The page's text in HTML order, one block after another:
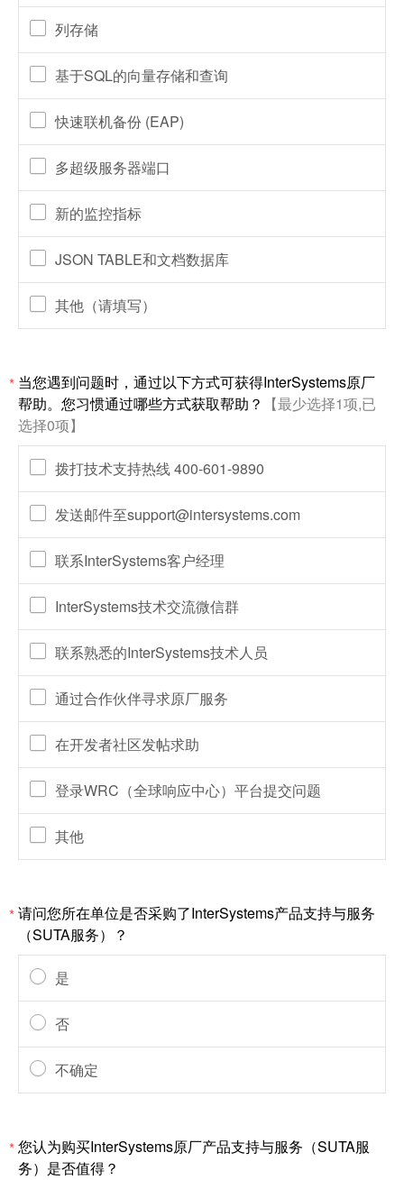
列存储
基于SQL的向量存储和查询
快速联机备份 (EAP)
多超级服务器端口
新的监控指标
JSON TABLE和文档数据库
其他（请填写）
* 当您遇到问题时，通过以下方式可获得InterSystems原厂
帮助。您习惯通过哪些方式获取帮助？
【最少选择1项,已
选择0项】
拨打技术支持热线 400-601-9890
发送邮件至support@intersystems.com
联系InterSystems客户经理
InterSystems技术交流微信群
联系熟悉的InterSystems技术人员
通过合作伙伴寻求原厂服务
在开发者社区发帖求助
登录WRC（全球响应中心）平台提交问题
其他
*请问您所在单位是否采购了InterSystems产品支持与服务
（SUTA服务）？
是
否
不确定
*您认为购买InterSystems原厂产品支持与服务（SUTA服
务）是否值得？